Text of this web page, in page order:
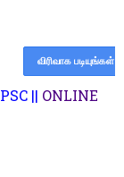
விரிவாக படியுங்கள்
|| ONLINE